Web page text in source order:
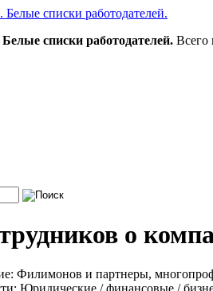
списки работодателей. Всего
о
Филимонов и партнеры,
Юридические / финансовые /